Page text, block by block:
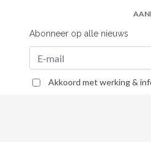
Abonneer op alle nieuws
Akkoord met werking &